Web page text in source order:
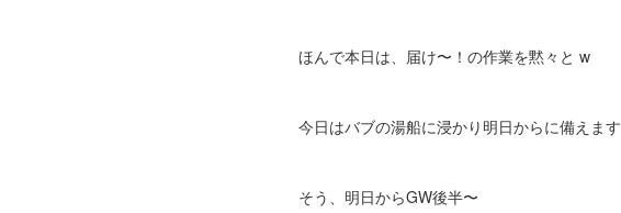
ほんで本日は、届け〜！の作業を黙々と w
今日はバブの湯船に浸かり明日からに備えます
そう、明日からGW後半〜